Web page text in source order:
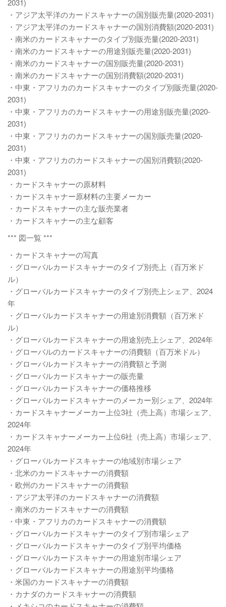
2031)
・アジア太平洋のカードスキャナーの国別販売量(2020-2031)
・アジア太平洋のカードスキャナーの国別消費額(2020-2031)
・南米のカードスキャナーのタイプ別販売量(2020-2031)
・南米のカードスキャナーの用途別販売量(2020-2031)
・南米のカードスキャナーの国別販売量(2020-2031)
・南米のカードスキャナーの国別消費額(2020-2031)
・中東・アフリカのカードスキャナーのタイプ別販売量(2020-
2031)
・中東・アフリカのカードスキャナーの用途別販売量(2020-
2031)
・中東・アフリカのカードスキャナーの国別販売量(2020-
2031)
・中東・アフリカのカードスキャナーの国別消費額(2020-
2031)
・カードスキャナーの原材料
・カードスキャナー原材料の主要メーカー
・カードスキャナーの主な販売業者
・カードスキャナーの主な顧客
*** 図一覧 ***
・カードスキャナーの写真
・グローバルカードスキャナーのタイプ別売上（百万米ド
ル）
・グローバルカードスキャナーのタイプ別売上シェア、2024
年
・グローバルカードスキャナーの用途別消費額（百万米ド
ル）
・グローバルカードスキャナーの用途別売上シェア、2024年
・グローバルのカードスキャナーの消費額（百万米ドル）
・グローバルカードスキャナーの消費額と予測
・グローバルカードスキャナーの販売量
・グローバルカードスキャナーの価格推移
・グローバルカードスキャナーのメーカー別シェア、2024年
・カードスキャナーメーカー上位3社（売上高）市場シェア、
2024年
・カードスキャナーメーカー上位6社（売上高）市場シェア、
2024年
・グローバルカードスキャナーの地域別市場シェア
・北米のカードスキャナーの消費額
・欧州のカードスキャナーの消費額
・アジア太平洋のカードスキャナーの消費額
・南米のカードスキャナーの消費額
・中東・アフリカのカードスキャナーの消費額
・グローバルカードスキャナーのタイプ別市場シェア
・グローバルカードスキャナーのタイプ別平均価格
・グローバルカードスキャナーの用途別市場シェア
・グローバルカードスキャナーの用途別平均価格
・米国のカードスキャナーの消費額
・カナダのカードスキャナーの消費額